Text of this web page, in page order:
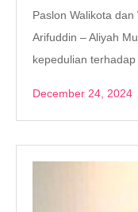
Paslon Walikota
Arifuddin – Aliyah
kepedulian
December 24, 2024